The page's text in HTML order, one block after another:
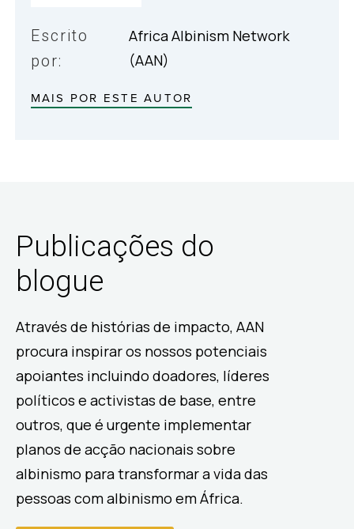
Escrito
por:
Africa Albinism Network
(AAN)
MAIS POR ESTE AUTOR
Publicações do
blogue
Através de histórias de impacto, AAN
procura inspirar os nossos potenciais
apoiantes incluindo doadores, líderes
políticos e activistas de base, entre
outros, que é urgente implementar
planos de acção nacionais sobre
albinismo para transformar a vida das
pessoas com albinismo em África.